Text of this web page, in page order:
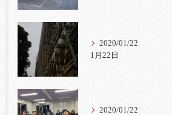
2020/01/22
1月22日
2020/01/22